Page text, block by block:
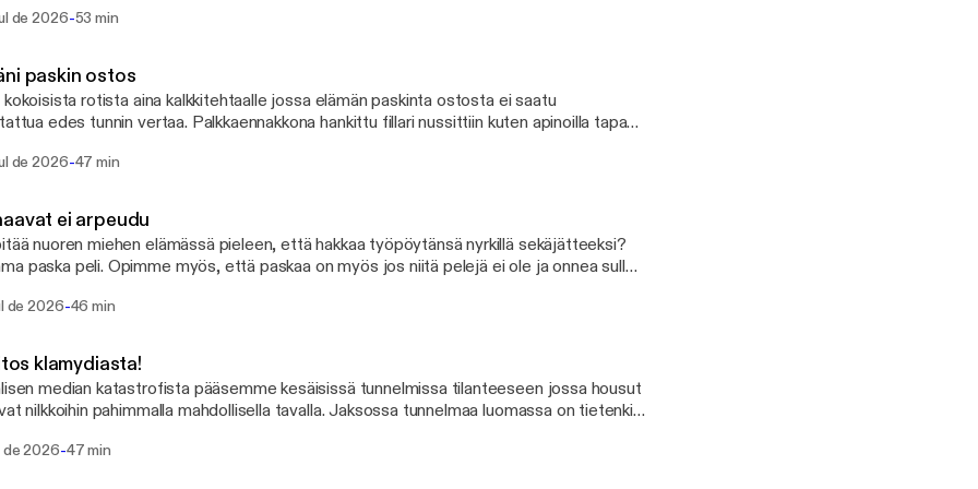
aikaansa reservin kersantti viettää mm. luonnossa reippaillen sekä
varmista, että yksikään jakso ei jää väliin. Uusi jakso julkaistaan
@officalmauton @mentaalisavuke
@mentaalisavuke
de 2026-53 min
paskin ostos
kokoisista rotista aina kalkkitehtaalle jossa elämän paskinta ostosta ei saatu
edes tunnin vertaa. Palkkaennakkona hankittu fillari nussittiin kuten apinoilla tapana
de 2026-47 min
ei arpeudu
nuoren miehen elämässä pieleen, että hakkaa työpöytänsä nyrkillä sekäjätteeksi?
paska peli. Opimme myös, että paskaa on myös jos niitä pelejä ei ole ja onnea sulle
onnistumisista kipeimpiin muistoihin. PENTAKILL! Uusi Isoi juttui -jakso joka
@officialmauton @mentaalisavuke
de 2026-46 min
klamydiasta!
median katastrofista pääsemme kesäisissä tunnelmissa tilanteeseen jossa housut
nilkkoihin pahimmalla mahdollisella tavalla. Jaksossa tunnelmaa luomassa on tietenkin
Studiossa Lloyd Libiso, Jesse Sarkkinen ja Aleksi Rantamaa. IG: @isoijuttuii
de 2026-47 min